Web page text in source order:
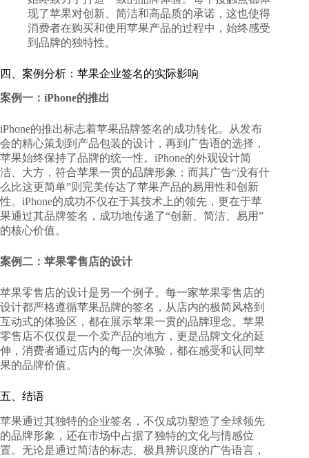
现了苹果对创新、简洁和高品质的承诺，这也使得
消费者在购买和使用苹果产品的过程中，始终感受
到品牌的独特性。
四、案例分析：苹果企业签名的实际影响
案例一：iPhone的推出
iPhone的推出标志着苹果品牌签名的成功转化。从发布
会的精心策划到产品包装的设计，再到广告语的选择，
苹果始终保持了品牌的统一性。iPhone的外观设计简
洁、大方，符合苹果一贯的品牌形象；而其广告“没有什
么比这更简单”则完美传达了苹果产品的易用性和创新
性。iPhone的成功不仅在于其技术上的领先，更在于苹
果通过其品牌签名，成功地传递了“创新、简洁、易用”
的核心价值。
案例二：苹果零售店的设计
苹果零售店的设计是另一个例子。每一家苹果零售店的
设计都严格遵循苹果品牌的签名，从店内的极简风格到
互动式的体验区，都在展示苹果一贯的品牌理念。苹果
零售店不仅仅是一个卖产品的地方，更是品牌文化的延
伸，消费者通过店内的每一次体验，都在感受和认同苹
果的品牌价值。
五、结语
苹果通过其独特的企业签名，不仅成功塑造了全球领先
的品牌形象，还在市场中占据了独特的文化与情感位
置。无论是通过简洁的标志、极具辨识度的广告语言，